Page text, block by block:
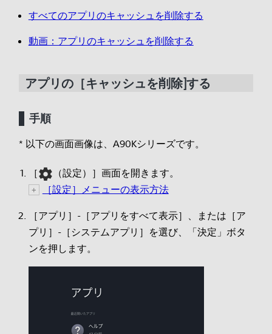
すべてのアプリのキャッシュを削除する
動画：アプリのキャッシュを削除する
アプリの［キャッシュを削除]する
手順
* 以下の画面画像は、A90Kシリーズです。
［
（設定）］画面を開きます。
［設定］メニューの表示方法
［アプリ］-［アプリをすべて表示］、または［ア
プリ］-［システムアプリ］を選び、「決定」ボタ
ンを押します。